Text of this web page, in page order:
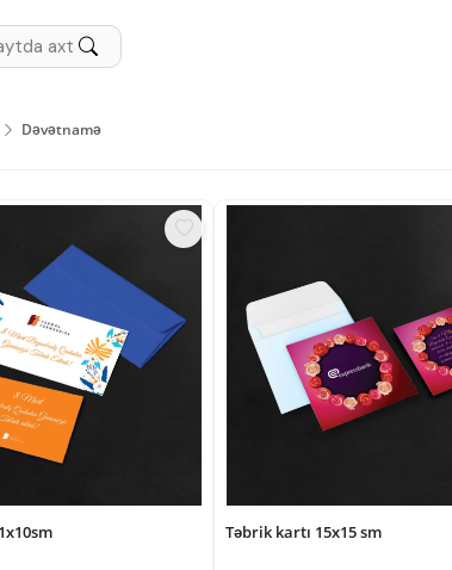
Dəvətnamə
Təbrik kartı 15x15 sm